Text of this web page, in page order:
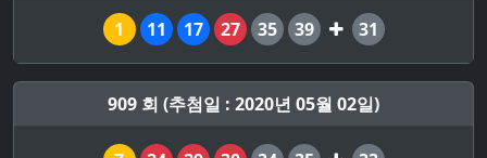
1 11 17 27 35 39 31
909 회 (추첨일 : 2020년 05월 02일)